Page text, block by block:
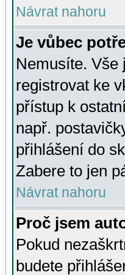
Návrat nahoru
Je vůbec
Nemusíte. Vše
registrovat ke
přístup k
např.
přihlášení do
Zabere to jen
Návrat nahoru
Proč jsem
Pokud
budete